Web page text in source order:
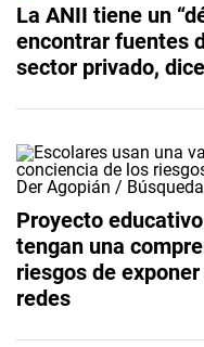
La ANII tiene un
encontrar fuentes
sector privado,
Proyecto
tengan una
riesgos de
redes